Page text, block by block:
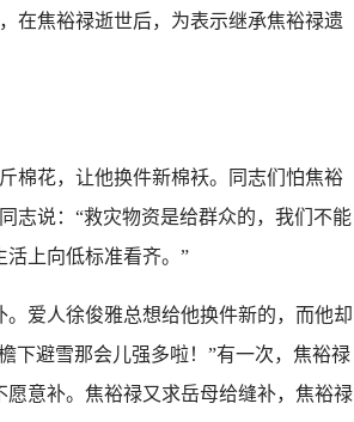
在焦裕禄逝世后，为表示继承焦裕禄遗
棉花，让他换件新棉袄。同志们怕焦裕
志说：“救灾物资是给群众的，我们不能
上向低标准看齐。”
爱人徐俊雅总想给他换件新的，而他却
下避雪那会儿强多啦！”有一次，焦裕禄
意补。焦裕禄又求岳母给缝补，焦裕禄